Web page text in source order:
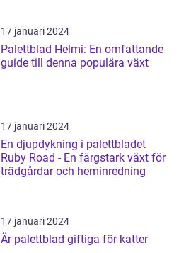
17 januari 2024
Palettblad Helmi: En omfattande
guide till denna populära växt
17 januari 2024
En djupdykning i palettbladet
Ruby Road - En färgstark växt för
trädgårdar och heminredning
17 januari 2024
Är palettblad giftiga för katter